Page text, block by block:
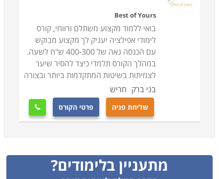
Best of Yours
בואי ללמוד מקצוע משתלם ורווחי, קורס
לימודי אפילציה יעניק לך מקצוע מבוקש
עם הכנסה נאה של 400-300 ש"ח לשעה.
במהלך הקורס תלמדי כיצד להסיר שיער
לצמיתות בשיטות המתקדמות ביותר ובצורה
בני ברק חריש
שליחת פניה פרטי הקורס 
מתעניין בלימודים?